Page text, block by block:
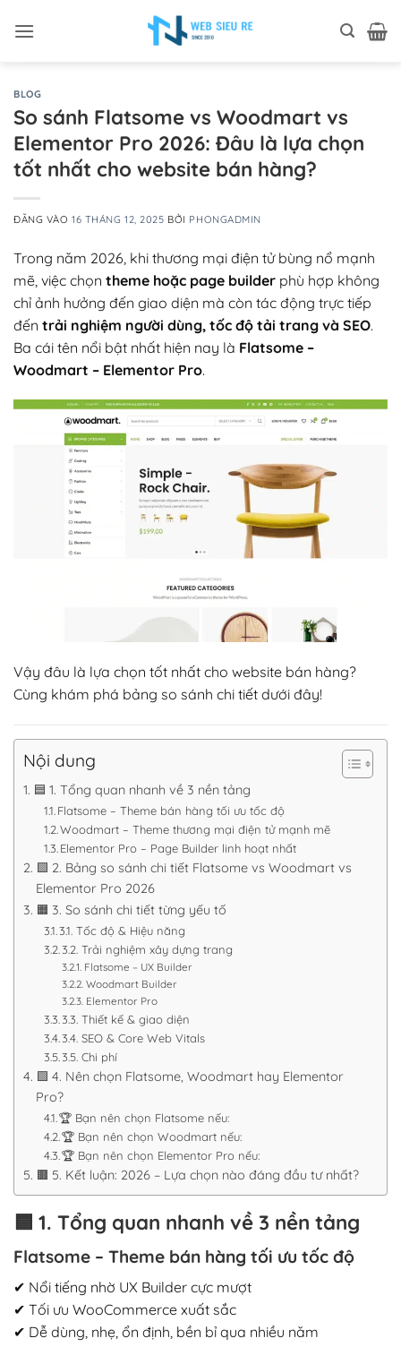
qua
BLOG
So sánh Flatsome vs Woodmart vs
Elementor Pro 2026: Đâu là lựa chọn
tốt nhất cho website bán hàng?
ĐĂNG VÀO16 THÁNG 12, 2025 BỞI PHONGADMIN
Trong năm 2026, khi thương mại điện tử bùng nổ mạnh
mẽ, việc chọn theme hoặc page builder phù hợp không
chỉ ảnh hưởng đến giao diện mà còn tác động trực tiếp
đến trải nghiệm người dùng, tốc độ tải trang và SEO.
Ba cái tên nổi bật nhất hiện nay là Flatsome –
Woodmart – Elementor Pro.
Vậy đâu là lựa chọn tốt nhất cho website bán hàng?
Cùng khám phá bảng so sánh chi tiết dưới đây!
Nội dung
🟦 1. Tổng quan nhanh về 3 nền tảng
Flatsome – Theme bán hàng tối ưu tốc độ
Woodmart – Theme thương mại điện tử mạnh mẽ
Elementor Pro – Page Builder linh hoạt nhất
🟩 2. Bảng so sánh chi tiết Flatsome vs Woodmart vs
Elementor Pro 2026
🟧 3. So sánh chi tiết từng yếu tố
3.1. Tốc độ & Hiệu năng
3.2. Trải nghiệm xây dựng trang
Flatsome – UX Builder
Woodmart Builder
Elementor Pro
3.3. Thiết kế & giao diện
3.4. SEO & Core Web Vitals
3.5. Chi phí
🟪 4. Nên chọn Flatsome, Woodmart hay Elementor
Pro?
🏆 Bạn nên chọn Flatsome nếu:
🏆 Bạn nên chọn Woodmart nếu:
🏆 Bạn nên chọn Elementor Pro nếu:
🟫 5. Kết luận: 2026 – Lựa chọn nào đáng đầu tư nhất?
1. Tổng quan nhanh về 3 nền tảng
Flatsome – Theme bán hàng tối ưu tốc độ
✔ Nổi tiếng nhờ UX Builder cực mượt
✔ Tối ưu WooCommerce xuất sắc
✔ Dễ dùng, nhẹ, ổn định, bền bỉ qua nhiều năm